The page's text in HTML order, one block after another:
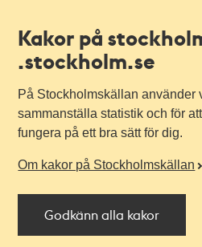
Kakor på
.stockholm.se
På Stockholmskällan använder
sammanställa statistik och för
fungera på ett bra sätt för dig.
Om kakor på Stockholmskällan
Godkänn alla kakor